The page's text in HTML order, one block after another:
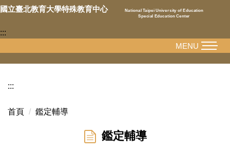
跳
主
國立臺北教育大學特殊教育中心
National Taipei University of Education
Special Education Center
:::
MENU
:::
首頁 鑑定輔導
鑑定輔導